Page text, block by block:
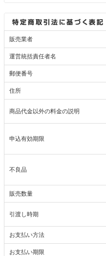
販売業者
運営統括責任者名
郵便番号
住所
商品代金以外の料金の説明
申込有効期限
不良品
販売数量
引渡し時期
お支払い方法
お支払い期限